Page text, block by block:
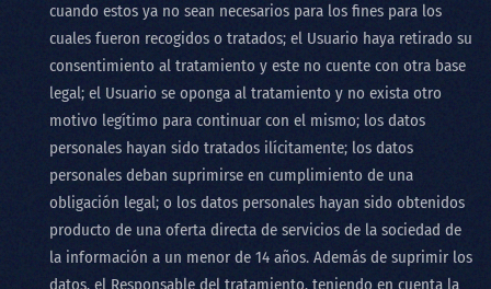
cuando estos ya no sean necesarios para los fines para los
cuales fueron recogidos o tratados; el Usuario haya retirado su
consentimiento al tratamiento y este no cuente con otra base
legal; el Usuario se oponga al tratamiento y no exista otro
motivo legítimo para continuar con el mismo; los datos
personales hayan sido tratados ilícitamente; los datos
personales deban suprimirse en cumplimiento de una
obligación legal; o los datos personales hayan sido obtenidos
producto de una oferta directa de servicios de la sociedad de
la información a un menor de 14 años. Además de suprimir los
datos, el Responsable del tratamiento, teniendo en cuenta la